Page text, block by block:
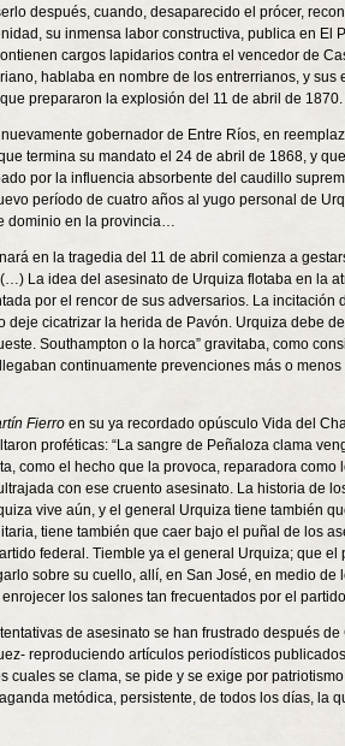
después, cuando, desaparecido el prócer,
su inmensa labor constructiva, publica en El
cargos lapidarios contra el vencedor de
hablaba en nombre de los entrerrianos, y sus
prepararon la explosión del 11 de abril de 1870.
gobernador de Entre Ríos, en
termina su mandato el 24 de abril de 1868, y
por la influencia absorbente del caudillo
período de cuatro años al yugo personal de
dominio en la provincia…
en la tragedia del 11 de abril comienza a
La idea del asesinato de Urquiza flotaba en la
por el rencor de sus adversarios. La incitación
deje cicatrizar la herida de Pavón. Urquiza debe
Southampton o la horca” gravitaba, como
continuamente prevenciones más o
Fierro en su ya recordado opúsculo Vida del
proféticas: “La sangre de Peñaloza clama
como el hecho que la provoca, reparadora como
con ese cruento asesinato. La historia de
vive aún, y el general Urquiza tiene también
tiene también que caer bajo el puñal de los
federal. Tiemble ya el general Urquiza; que el
sobre su cuello, allí, en San José, en medio de
los salones tan frecuentados por el
de asesinato se han frustrado después de
reproduciendo artículos periodísticos
cuales se clama, se pide y se exige por
metódica, persistente, de todos los días, la